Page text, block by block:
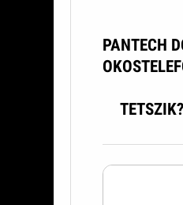
PANTECH
TETSZIK?